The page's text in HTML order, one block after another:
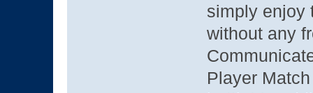
simply enjoy
without any
Player